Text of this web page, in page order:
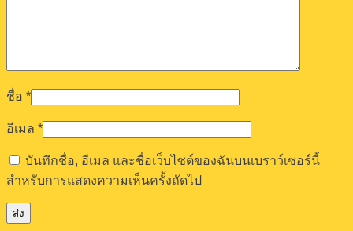
ชื่อ *
อีเมล *
บันทึกชื่อ, อีเมล และชื่อเว็บไซต์ของฉันบนเบราว์เซอร์นี้
สำหรับการแสดงความเห็นครั้งถัดไป